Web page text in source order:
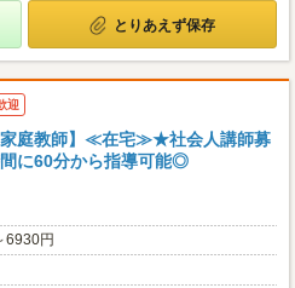
とりあえず保存
迎
家庭教師】≪在宅≫★社会人講師募
に60分から指導可能◎
6930円